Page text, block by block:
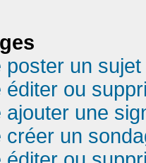
poster un
éditer ou
une
créer un